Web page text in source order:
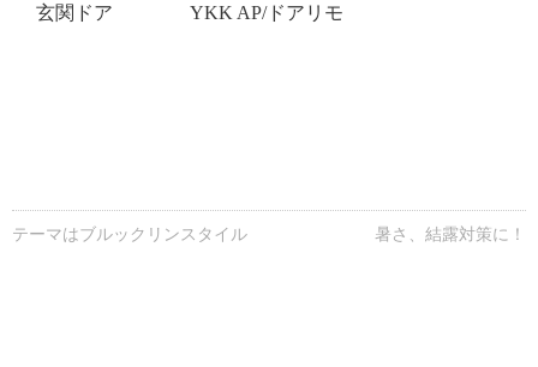
玄関ドア YKK AP/ドアリモ
テーマはブルックリンスタイル 暑さ、結露対策に！